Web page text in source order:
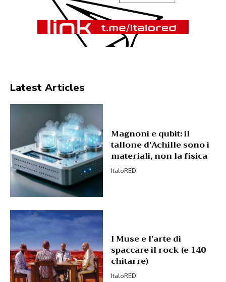
Latest Articles
Magnoni e qubit: il
tallone d’Achille sono i
materiali, non la fisica
ItaloRED
I Muse e l’arte di
spaccare il rock (e 140
chitarre)
ItaloRED